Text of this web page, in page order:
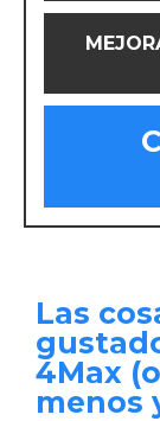
Las
4Max
menos